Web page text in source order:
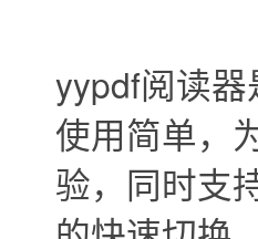
yypdf阅读
使用简单，
验，同时支